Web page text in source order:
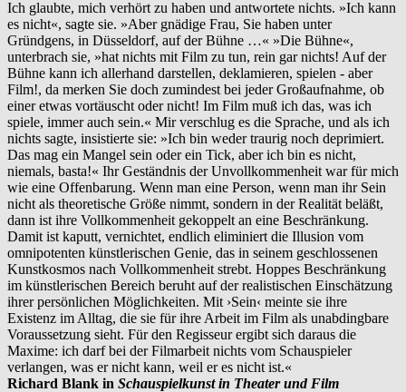
Ich glaubte, mich verhört zu haben und antwortete nichts. »Ich kann
es nicht«, sagte sie. »Aber gnädige Frau, Sie haben unter
Gründgens, in Düsseldorf, auf der Bühne …« »Die Bühne«,
unterbrach sie, »hat nichts mit Film zu tun, rein gar nichts! Auf der
Bühne kann ich allerhand darstellen, deklamieren, spielen - aber
Film!, da merken Sie doch zumindest bei jeder Großaufnahme, ob
einer etwas vortäuscht oder nicht! Im Film muß ich das, was ich
spiele, immer auch sein.« Mir verschlug es die Sprache, und als ich
nichts sagte, insistierte sie: »Ich bin weder traurig noch deprimiert.
Das mag ein Mangel sein oder ein Tick, aber ich bin es nicht,
niemals, basta!« Ihr Geständnis der Unvollkommenheit war für mich
wie eine Offenbarung. Wenn man eine Person, wenn man ihr Sein
nicht als theoretische Größe nimmt, sondern in der Realität beläßt,
dann ist ihre Vollkommenheit gekoppelt an eine Beschränkung.
Damit ist kaputt, vernichtet, endlich eliminiert die Illusion vom
omnipotenten künstlerischen Genie, das in seinem geschlossenen
Kunstkosmos nach Vollkommenheit strebt. Hoppes Beschränkung
im künstlerischen Bereich beruht auf der realistischen Einschätzung
ihrer persönlichen Möglichkeiten. Mit ›Sein‹ meinte sie ihre
Existenz im Alltag, die sie für ihre Arbeit im Film als unabdingbare
Voraussetzung sieht. Für den Regisseur ergibt sich daraus die
Maxime: ich darf bei der Filmarbeit nichts vom Schauspieler
verlangen, was er nicht kann, weil er es nicht ist.«
Richard Blank in Schauspielkunst in Theater und Film